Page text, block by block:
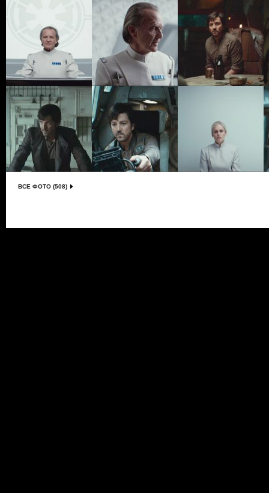
ВСЕ ФОТО (508)